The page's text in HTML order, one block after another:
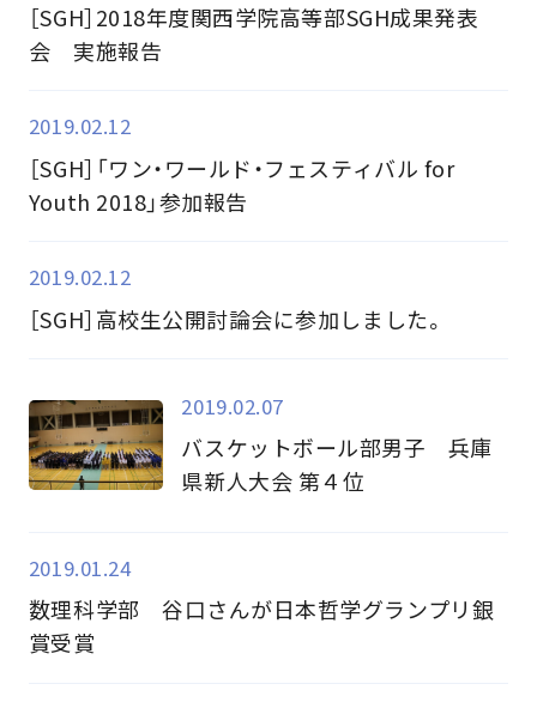
［SGH］2018年度関西学院高等部SGH成果発表
会 実施報告
2019.02.12
［SGH］「ワン・ワールド・フェスティバル for
Youth 2018」参加報告
2019.02.12
［SGH］高校生公開討論会に参加しました。
2019.02.07
バスケットボール部男子 兵庫
県新人大会 第４位
2019.01.24
数理科学部 谷口さんが日本哲学グランプリ銀
賞受賞